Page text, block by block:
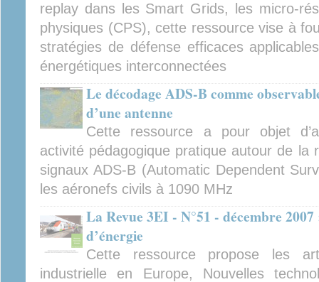
replay dans les Smart Grids, les micro-
physiques (CPS), cette ressource vise à
stratégies de défense efficaces
énergétiques interconnectées
Le décodage ADS-B comme
d’une antenne
Cette ressource a pour objet
activité pédagogique pratique autour de la
signaux ADS-B (Automatic Dependent
les aéronefs civils à 1090 MHz
La Revue 3EI - N°51 - décembre 2007
d’énergie
Cette ressource propose les
industrielle en Europe, Nouvelles